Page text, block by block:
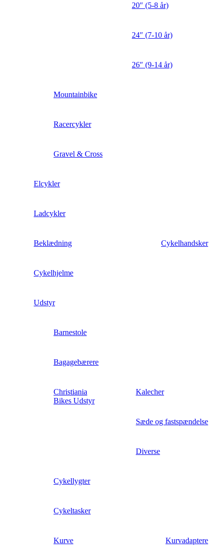
20″ (5-8 år)
24″ (7-10 år)
26″ (9-14 år)
Mountainbike
Racercykler
Gravel & Cross
Elcykler
Ladcykler
Beklædning Cykelhandsker
Cykelhjelme
Udstyr
Barnestole
Bagagebærere
Christiania
Bikes Udstyr
Kalecher
Sæde og fastspændelse
Diverse
Cykellygter
Cykeltasker
Kurve Kurvadaptere